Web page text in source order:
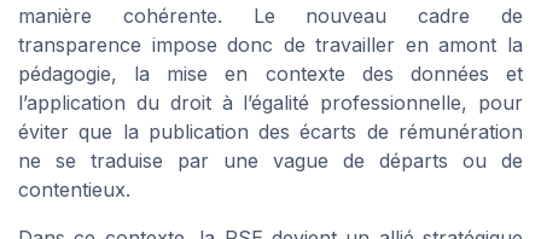
manière cohérente. Le nouveau cadre de
transparence impose donc de travailler en amont la
pédagogie, la mise en contexte des données et
l’application du droit à l’égalité professionnelle, pour
éviter que la publication des écarts de rémunération
ne se traduise par une vague de départs ou de
contentieux.